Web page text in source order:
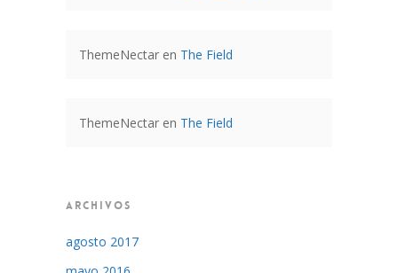
ThemeNectar en The Field
ThemeNectar en The Field
ARCHIVOS
agosto 2017